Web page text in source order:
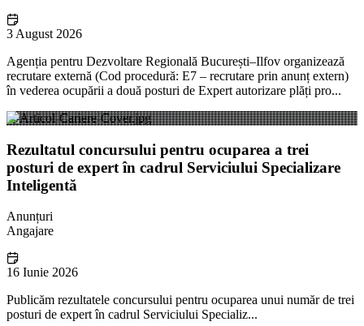
3 August 2026
Agenția pentru Dezvoltare Regională București–Ilfov organizează
recrutare externă (Cod procedură: E7 – recrutare prin anunț extern)
în vederea ocupării a două posturi de Expert autorizare plăți pro...
Rezultatul concursului pentru ocuparea a trei
posturi de expert în cadrul Serviciului Specializare
Inteligentă
Anunțuri
Angajare
16 Iunie 2026
Publicăm rezultatele concursului pentru ocuparea unui număr de trei
posturi de expert în cadrul Serviciului Specializ...